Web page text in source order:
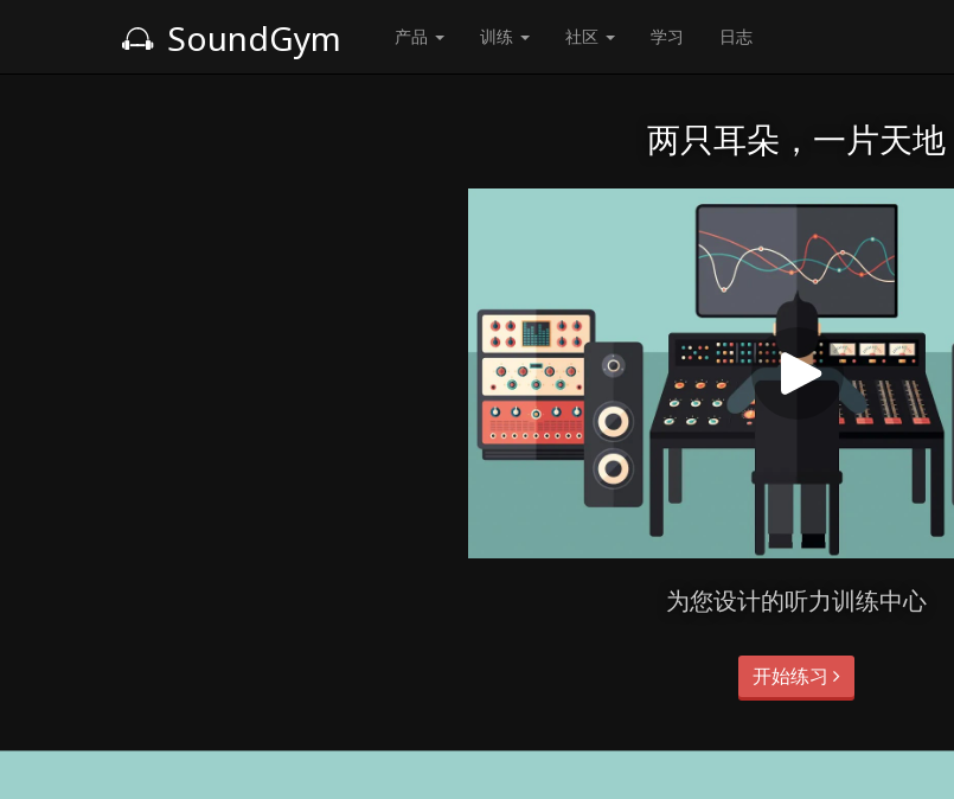
SoundGym 产品 训练 社区 学习 日志
两只耳朵，一片天地
为您设计的听力训练中心
开始练习